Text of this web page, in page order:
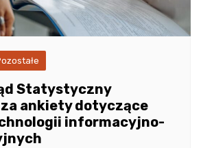
Statystyczny
ankiety dotyczące
informacyjno-